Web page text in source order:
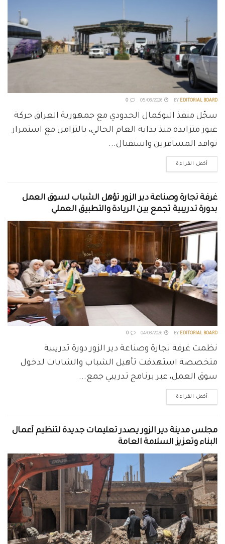
BY EDITORIAL BOARD
سجّل منفذ البوكمال الحدودي مع جمهورية العراق حركة
عبور متزايدة منذ بداية العام الحالي، بالتزامن مع استمرار
توافد المسافرين واستقبال...
أكمل القراءة
غرفة تجارة وصناعة دير الزور تؤهل الشباب لسوق العمل
بدورة تدريبية تجمع بين الريادة والتطبيق العملي
BY EDITORIAL BOARD
نظمت غرفة تجارة وصناعة دير الزور دورة تدريبية
متخصصة استهدفت تأهيل الشباب والشابات لدخول
سوق العمل، عبر برنامج تدريبي جمع...
أكمل القراءة
مجلس مدينة دير الزور يصدر تعليمات جديدة لتنظيم أعمال
البناء وتعزيز السلامة العامة